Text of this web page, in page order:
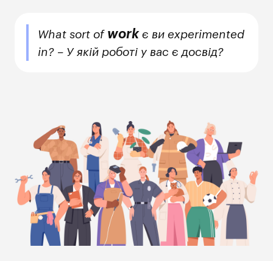
professions
What sort of workє ви experimented
in? – У якій роботі у вас є досвід?